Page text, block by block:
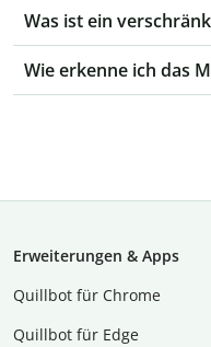
Was ist ein
Wie erkenne ich das
Erweiterungen & Apps
Quillbot für Chrome
Quillbot für Edge